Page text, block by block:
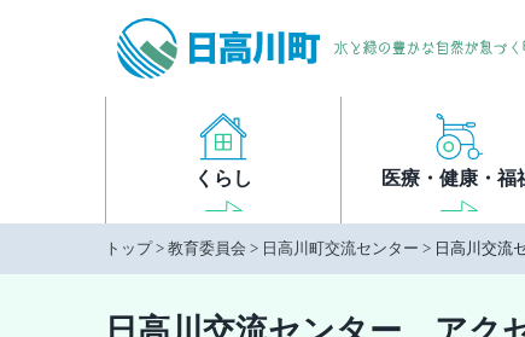
くらし 医療・健康・福
トップ> 教育委員会 > 日高川町交流センター > 日高川交流